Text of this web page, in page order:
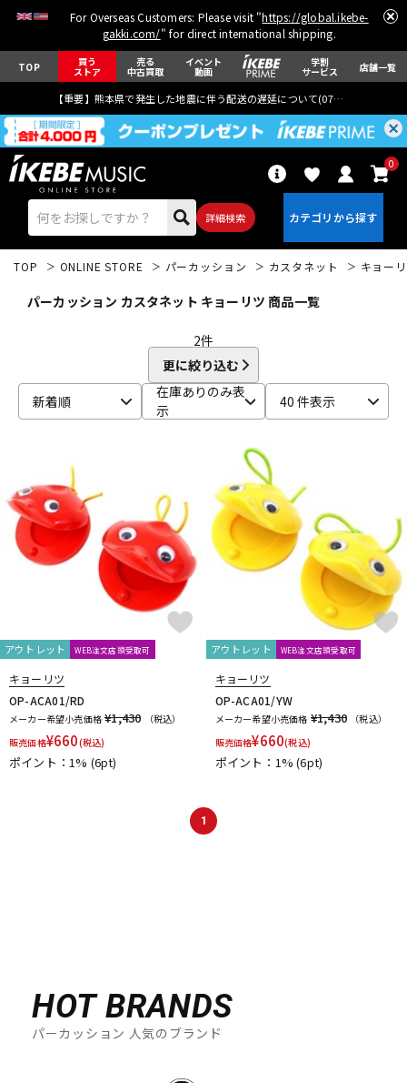
For Overseas Customers: Please visit "https://global.ikebe-
gakki.com/" for direct international shipping.
TOP 買う
ストア
売る
中古買取
イベント
動画
学割
サービス 店舗一覧
【重要】熊本県で発生した地震に伴う配送の遅延について(07月29日
詳細検索
0
ドラム パーカッション
キーボード 電子ピアノ
アンプ エフェクター
DJ機器 DTM
TOP ONLINE STORE パーカッション カスタネット キョー
パーカッション カスタネット キョーリツ 商品一覧
2件
更に絞り込む
新着順
在庫ありのみ表
示
40 件表示
アウトレット WEB注文店頭受取可
キョーリツ
OP-ACA01/RD
メーカー希望小売価格 ¥1,430
（税込）
販売価格¥660(税込)
ポイント：1% (6pt)
アウトレット WEB注文店頭受取可
キョーリツ
OP-ACA01/YW
メーカー希望小売価格 ¥1,430
（税込）
販売価格¥660(税込)
ポイント：1%(6pt)
1
HOT BRANDS
パーカッション 人気のブランド